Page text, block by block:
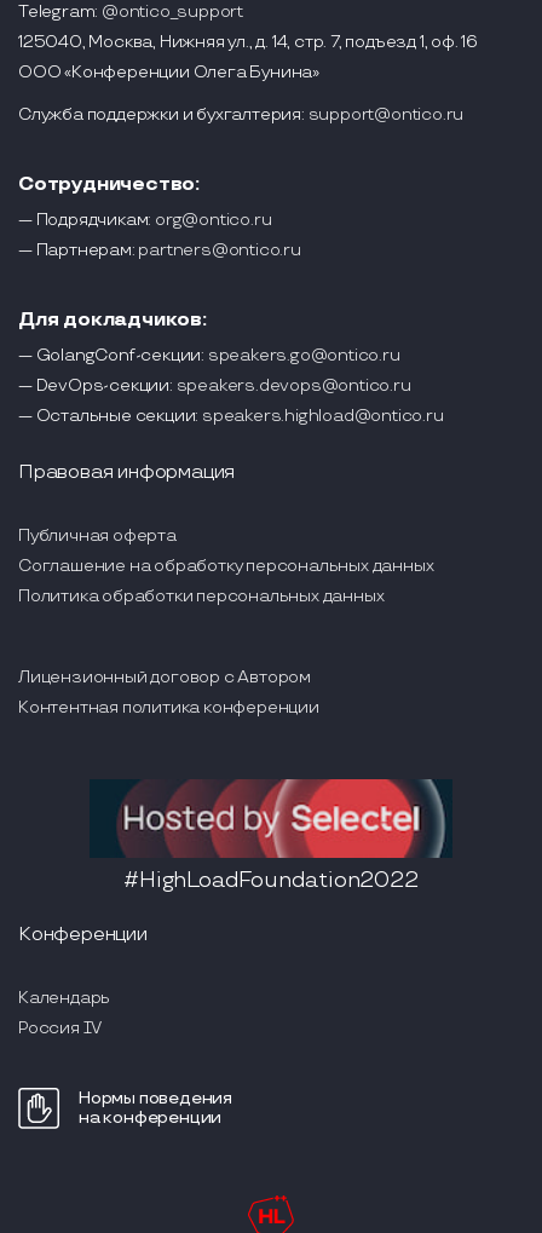
Telegram: @ontico_support
125040, Москва, Нижняя ул., д. 14, стр. 7, подъезд 1, оф. 16
ООО «Конференции Олега Бунина»
Служба поддержки и бухгалтерия: support@ontico.ru
Сотрудничество:
— Подрядчикам: org@ontico.ru
— Партнерам: partners@ontico.ru
Для докладчиков:
— GolangConf-секции: speakers.go@ontico.ru
— DevOps-секции: speakers.devops@ontico.ru
— Остальные секции: speakers.highload@ontico.ru
Конференции
Календарь
Россия IV
Нормы поведения
на конференции
Правовая информация
Публичная оферта
Соглашение на обработку персональных данных
Политика обработки персональных данных
Лицензионный договор с Автором
Контентная политика конференции
#HighLoadFoundation2022